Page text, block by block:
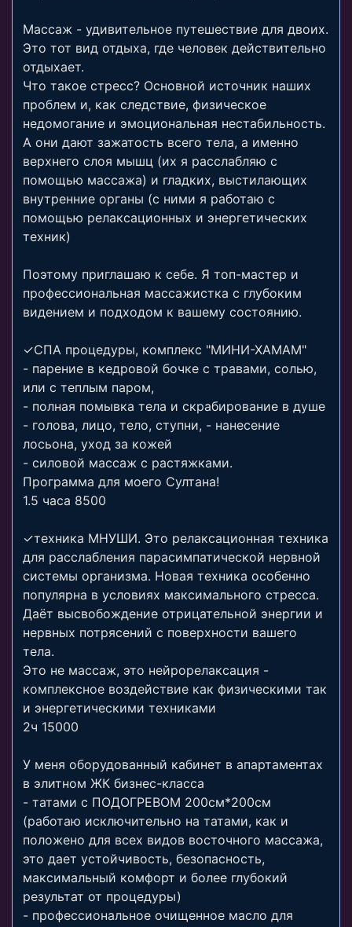
Массаж - удивительное путешествие для двоих.
Это тот вид отдыха, где человек действительно
отдыхает.
Что такое стресс? Основной источник наших
проблем и, как следствие, физическое
недомогание и эмоциональная нестабильность.
А они дают зажатость всего тела, а именно
верхнего слоя мышц (их я расслабляю с
помощью массажа) и гладких, выстилающих
внутренние органы (с ними я работаю с
помощью релаксационных и энергетических
техник)
Поэтому приглашаю к себе. Я топ-мастер и
профессиональная массажистка с глубоким
видением и подходом к вашему состоянию.
✓СПА процедуры, комплекс "МИНИ-ХАМАМ"
- парение в кедровой бочке c травами, солью,
или с теплым паром,
- полная помывка тела и скрабирование в душе
- голова, лицо, тело, ступни, - нанесение
лосьона, уход за кожей
- силовой массаж с растяжками.
Программа для моего Султана!
1.5 часа 8500
✓техника МНУШИ. Это релаксационная техника
для расслабления парасимпатической нервной
системы организма. Новая техника особенно
популярна в условиях максимального стресса.
Даёт высвобождение отрицательной энергии и
нервных потрясений с поверхности вашего
тела.
Это не массаж, это нейрорелаксация -
комплексное воздействие как физическими так
и энергетическими техниками
2ч 15000
У меня оборудованный кабинет в апартаментах
в элитном ЖК бизнес-класса
- татами с ПОДОГРЕВОМ 200см*200см
(работаю исключительно на татами, как и
положено для всех видов восточного массажа,
это дает устойчивость, безопасность,
максимальный комфорт и более глубокий
результат от процедуры)
- профессиональное очищенное масло для